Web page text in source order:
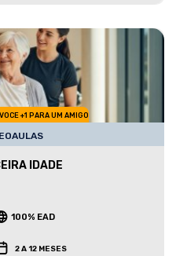
+1 PARA UM AMIGO
IDADE
100% EAD
2 A 12 MESES